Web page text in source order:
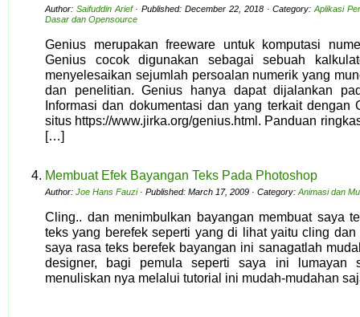
Author: Saifuddin Arief· Published: December 22, 2018 · Category:Aplikasi
Dasar dan Opensource
Genius merupakan freeware untuk komputasi
Genius cocok digunakan sebagai sebuah
menyelesaikan sejumlah persoalan numerik yang
dan penelitian. Genius hanya dapat dijalankan
Informasi dan dokumentasi dan yang terkait dengan
situs https://www.jirka.org/genius.html. Panduan
[…]
Membuat Efek Bayangan Teks Pada Photoshop
Author: Joe Hans Fauzi· Published: March 17, 2009 · Category: Animasi dan
Cling.. dan menimbulkan bayangan membuat saya
teks yang berefek seperti yang di lihat yaitu cling dan
saya rasa teks berefek bayangan ini sanagatlah
designer, bagi pemula seperti saya ini lumayan
menuliskan nya melalui tutorial ini mudah-mudahan